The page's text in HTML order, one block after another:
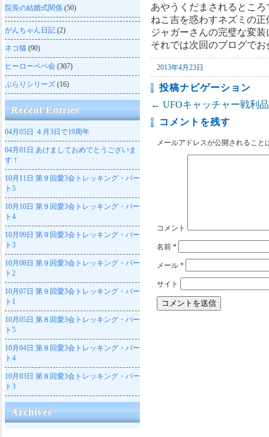
あやうくだまされるところ
ねこ吉を惑わすネズミの
ジャガーさんの完璧な変
それでは次回のブログで
2013年4月23日
投稿ナビゲーション
← UFOキャッチャー戦利
コメントを残す
メールアドレスが公開されること
コメント
名前 *
メール *
サイト
院長の結婚式関係 (50)
がんちゃん日記 (2)
ネコ猫 (90)
ヒーローペペ会 (307)
ぶらりシリーズ (16)
Recent Entries
04月05日 ４月3日で19周年
04月01日 あけましておめでとうございま
す！
10月11日 第９回愛3会トレッキング・パー
ト5
10月10日 第９回愛3会トレッキング・パー
ト4
10月09日 第９回愛3会トレッキング・パー
ト3
10月08日 第９回愛3会トレッキング・パー
ト2
10月07日 第９回愛3会トレッキング・パー
ト1
10月05日 第８回愛3会トレッキング・パー
ト5
10月04日 第８回愛3会トレッキング・パー
ト4
10月03日 第８回愛3会トレッキング・パー
ト3
Archives